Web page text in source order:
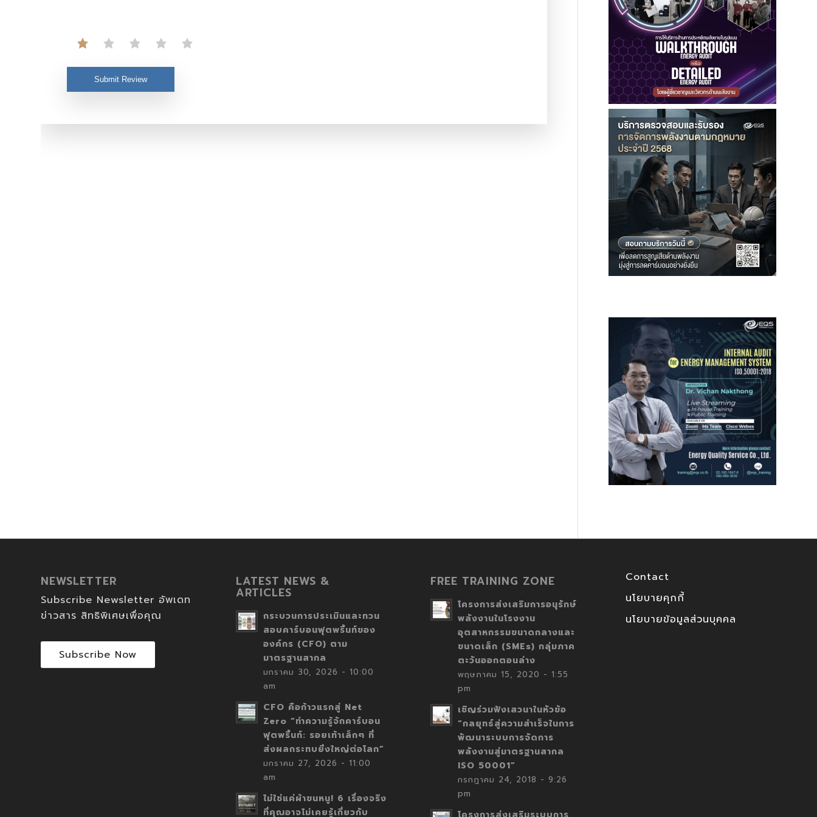
Submit Review
NEWSLETTER
Subscribe Newsletter อัพเดท
ข่าวสาร สิทธิพิเศษเพื่อคุณ
Subscribe Now
LATEST NEWS &
ARTICLES
กระบวนการประเมินและทวน
สอบคาร์บอนฟุตพริ้นท์ของ
องค์กร (CFO) ตาม
มาตรฐานสากล
มกราคม 30, 2026 - 10:00
am
CFO คือก้าวแรกสู่ Net
Zero “ทำความรู้จักคาร์บอน
ฟุตพริ้นท์: รอยเท้าเล็กๆ ที่
ส่งผลกระทบยิ่งใหญ่ต่อโลก”
มกราคม 27, 2026 - 11:00
am
ไม่ใช่แค่ผ้าขนหนู! 6 เรื่องจริง
ที่คุณอาจไม่เคยรู้เกี่ยวกับ
FREE TRAINING ZONE
โครงการส่งเสริมการอนุรักษ์
พลังงานในโรงงาน
อุตสาหกรรมขนาดกลางและ
ขนาดเล็ก (SMEs) กลุ่มภาค
ตะวันออกตอนล่าง
พฤษภาคม 15, 2020 - 1:55
pm
เชิญร่วมฟังเสวนาในหัวข้อ
“กลยุทธ์สู่ความสำเร็จในการ
พัฒนาระบบการจัดการ
พลังงานสู่มาตรฐานสากล
ISO 50001”
กรกฎาคม 24, 2018 - 9:26
pm
Contact
นโยบายคุกกี้
นโยบายข้อมูลส่วนบุคคล